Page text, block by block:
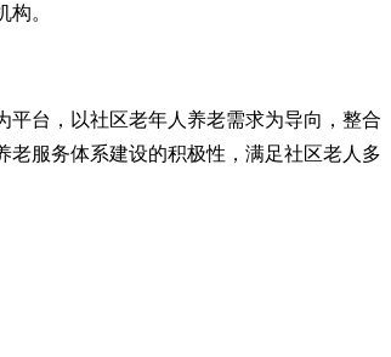
。
台，以社区老年人养老需求为导向，整合
服务体系建设的积极性，满足社区老人多